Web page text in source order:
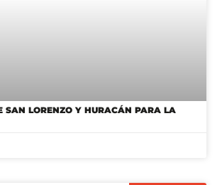
SAN LORENZO Y HURACÁN PARA LA